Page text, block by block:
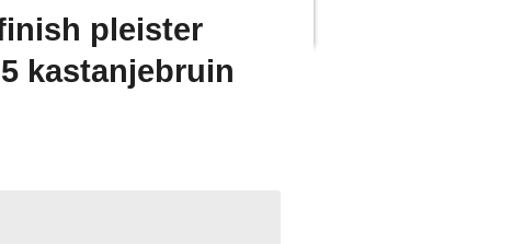
pleister
kastanjebruin